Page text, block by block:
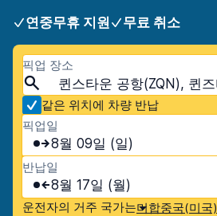
연중무휴 지원 무료 취소
픽업 장소
같은 위치에 차량 반납
픽업일
8월 09일 (일)
반납일
8월 17일 (월)
운전자의 거주 국가는미합중국(미국)